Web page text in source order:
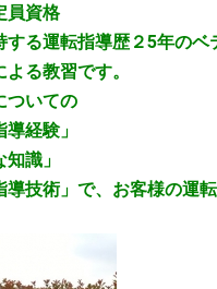
員資格
する運転指導歴２5年のベ
る教習です。
ついての
導経験」
知識」
導技術」で、お客様の運